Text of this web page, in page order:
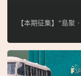
【本期征集】“島